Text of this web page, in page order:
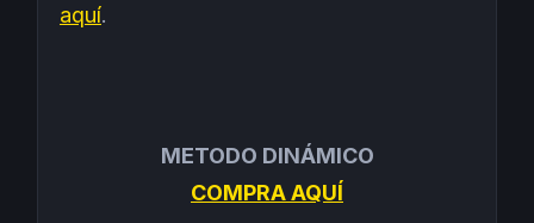
aquí.
METODO DINÁMICO
COMPRA AQUÍ